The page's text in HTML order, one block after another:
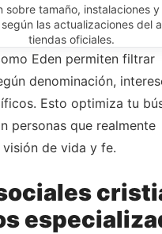
sobre tamaño, instalaciones
las actualizaciones del
tiendas oficiales.
Eden permiten filtrar
denominación,
Esto optimiza tu
personas que realmente
de vida y fe.